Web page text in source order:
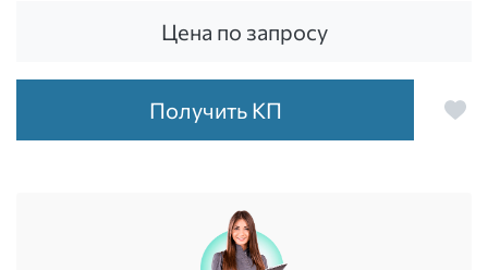
Цена по запросу
Получить КП